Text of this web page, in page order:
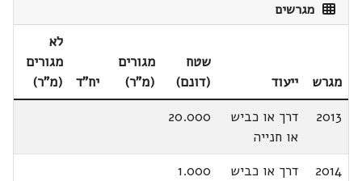
מגרשים
מגרש ייעוד
שטח
(דונם)
מגורים
(מ"ר)
יח"ד
לא
מגורים
(מ"ר)
2013
דרך או כביש
או חנייה
20.000
2014
דרך או כביש
1.000